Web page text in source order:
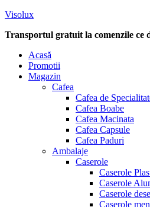
Visolux
Transportul gratuit la comenzile ce
Menu
Acasă
Promotii
Magazin
Cafea
Cafea de
Cafea Boabe
Cafea Macinata
Cafea Capsule
Cafea Paduri
Ambalaje
Caserole
Caserole
Caserole
Caserole
Caserole